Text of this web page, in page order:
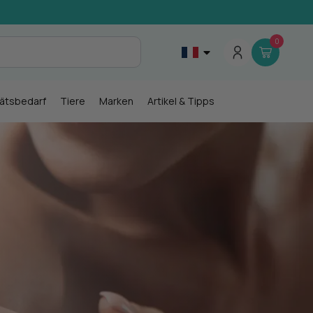
0
Tiere Marken Artikel & Tipps